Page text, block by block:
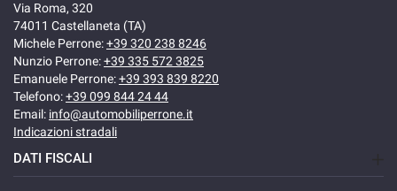
Via Roma, 320
74011 Castellaneta (TA)
Michele Perrone:+39 320 238 8246
Nunzio Perrone:+39 335 572 3825
Emanuele Perrone:+39 393 839 8220
Telefono:+39 099 844 24 44
Email: info@automobiliperrone.it
Indicazioni stradali
DATI FISCALI